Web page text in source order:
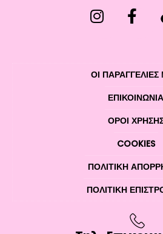
ΟΙ
ΕΠΙΚΟΙΝΩΝΊΑ
ΌΡΟΙ
COOKIES
ΠΟΛΙΤΙΚΉ
ΠΟΛΙΤΙΚΉ